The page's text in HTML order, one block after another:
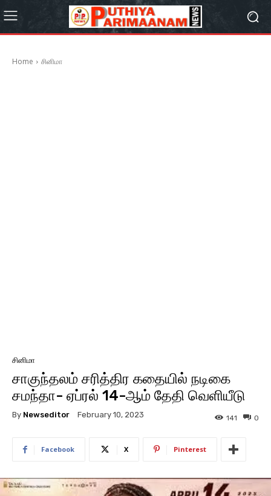
Home சினிமா
சினிமா
சாகுந்தலம் சரித்திர கதையில் நடிகை
சமந்தா- ஏப்ரல் 14-ஆம் தேதி வெளியீடு
By Newseditor February 10, 2023 0
141
Facebook X Pinterest